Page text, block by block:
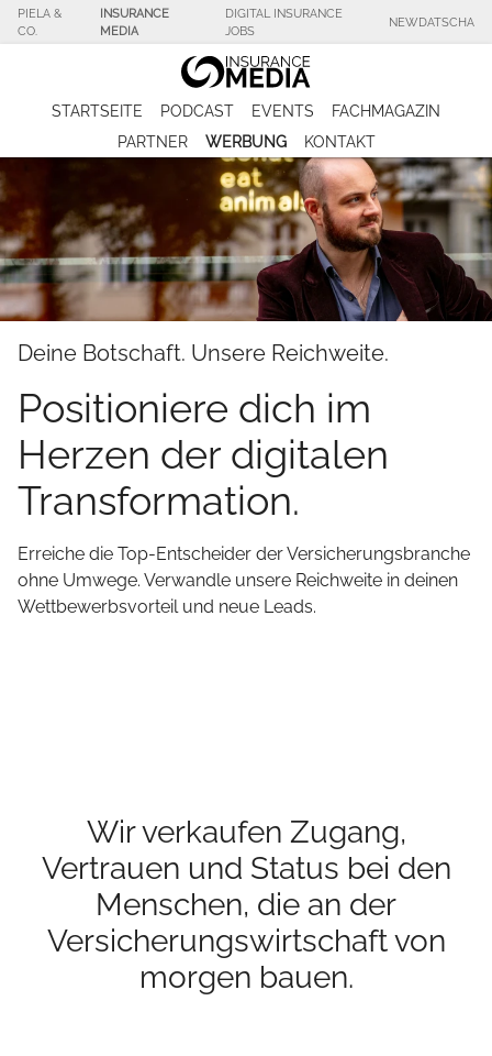
PIELA &
CO.
INSURANCE
MEDIA
DIGITAL INSURANCE
JOBS
NEWDATSCHA
STARTSEITE PODCAST EVENTS
FACHMAGAZIN
PARTNER
WERBUNG KONTAKT
Deine Botschaft. Unsere Reichweite.
Positioniere dich im
Herzen der digitalen
Transformation.
Erreiche die Top-Entscheider der Versicherungsbranche
ohne Umwege. Verwandle unsere Reichweite in deinen
Wettbewerbsvorteil und neue Leads.
Wir verkaufen Zugang,
Vertrauen und Status bei den
Menschen, die an der
Versicherungswirtschaft von
morgen bauen.